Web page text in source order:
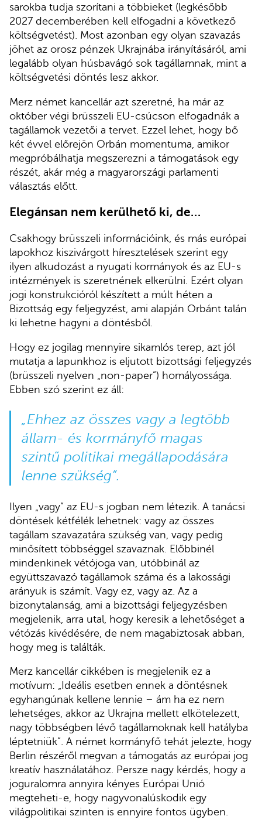
sarokba tudja szorítani a többieket (legkésőbb
2027 decemberében kell elfogadni a következő
költségvetést). Most azonban egy olyan szavazás
jöhet az orosz pénzek Ukrajnába irányításáról, ami
legalább olyan húsbavágó sok tagállamnak, mint a
költségvetési döntés lesz akkor.
Merz német kancellár azt szeretné, ha már az
október végi brüsszeli EU-csúcson elfogadnák a
tagállamok vezetői a tervet. Ezzel lehet, hogy bő
két évvel előrejön Orbán momentuma, amikor
megpróbálhatja megszerezni a támogatások egy
részét, akár még a magyarországi parlamenti
választás előtt.
Elegánsan nem kerülhető ki, de…
Csakhogy brüsszeli információink, és más európai
lapokhoz kiszivárgott híresztelések szerint egy
ilyen alkudozást a nyugati kormányok és az EU-s
intézmények is szeretnének elkerülni. Ezért olyan
jogi konstrukcióról készített a múlt héten a
Bizottság egy feljegyzést, ami alapján Orbánt talán
ki lehetne hagyni a döntésből.
Hogy ez jogilag mennyire sikamlós terep, azt jól
mutatja a lapunkhoz is eljutott bizottsági feljegyzés
(brüsszeli nyelven „non-paper”) homályossága.
Ebben szó szerint ez áll:
„Ehhez az összes vagy a legtöbb
állam- és kormányfő magas
szintű politikai megállapodására
lenne szükség”.
Ilyen „vagy” az EU-s jogban nem létezik. A tanácsi
döntések kétfélék lehetnek: vagy az összes
tagállam szavazatára szükség van, vagy pedig
minősített többséggel szavaznak. Előbbinél
mindenkinek vétójoga van, utóbbinál az
együttszavazó tagállamok száma és a lakossági
arányuk is számít. Vagy ez, vagy az. Az a
bizonytalanság, ami a bizottsági feljegyzésben
megjelenik, arra utal, hogy keresik a lehetőséget a
vétózás kivédésére, de nem magabiztosak abban,
hogy meg is találták.
Merz kancellár cikkében is megjelenik ez a
motívum: „Ideális esetben ennek a döntésnek
egyhangúnak kellene lennie – ám ha ez nem
lehetséges, akkor az Ukrajna mellett elkötelezett,
nagy többségben lévő tagállamoknak kell hatályba
léptetniük”. A német kormányfő tehát jelezte, hogy
Berlin részéről megvan a támogatás az európai jog
kreatív használatához. Persze nagy kérdés, hogy a
joguralomra annyira kényes Európai Unió
megteheti-e, hogy nagyvonalúskodik egy
világpolitikai szinten is ennyire fontos ügyben.